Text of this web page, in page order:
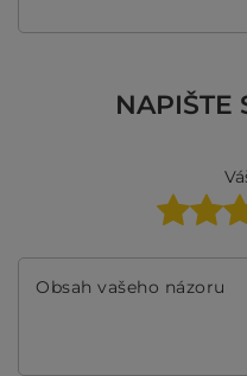
NAPIŠTE
Obsah vašeho názoru